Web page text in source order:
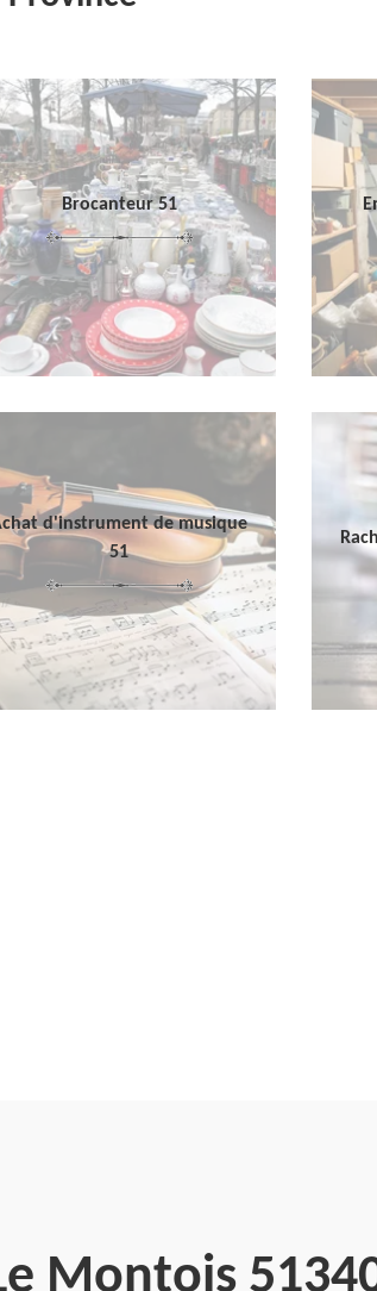
Brocanteur 51
d'instrument de musique
51
Montois